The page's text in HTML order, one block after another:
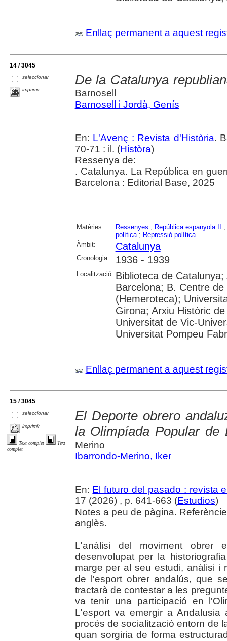
Enllaç permanent a aquest
14 / 3045
seleccionar
imprimir
De la Catalunya
Barnosell
Barnosell i Jordà, Genís
En: L'Avenç : Revista d'Història.
70-71 : il. (Històra)
Ressenya de:
. Catalunya. La República en
Barcelona : Editorial Base, 2025
Matèries: Ressenyes ; República espanyola II ;
política; Repressió política
Àmbit:
Catalunya
Cronologia: 1936 - 1939
Localització: Biblioteca de
Barcelona; B. Centre
(Hemeroteca);
Girona; Arxiu Històric
Universitat de Vic-
Universitat Pompeu
Enllaç permanent a aquest
15 / 3045
seleccionar
imprimir
Text complet
Text
complet
El Deporte obrero
la Olimpíada Popular de
Merino
Ibarrondo-Merino, Iker
En: El futuro del pasado : revista
17 (2026) , p. 641-663 (Estudios)
Notes a peu de pàgina.
anglès.
L'anàlisi del moviment obrer
desenvolupat per la
marge per al seu estudi, anàlisi i
de l'esport obrer andalús, que
tractarà de contestar a les
va tenir una participació en
L'esport va emergir a
procés de socialització entorn de
quan sorgiria de forma